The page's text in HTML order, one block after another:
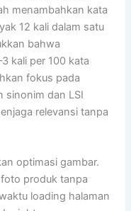
menambahkan kata
12 kali dalam satu
bahwa
kali per 100 kata
fokus pada
sinonim dan LSI
relevansi tanpa
optimasi gambar.
produk tanpa
loading halaman